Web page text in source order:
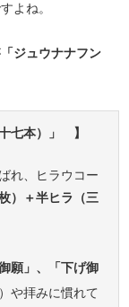
よね。
「ジュウナナフン
七本）」 】
れ、ヒラウコー
）＋半ヒラ（三
願」、「下げ御
や拝みに慣れて